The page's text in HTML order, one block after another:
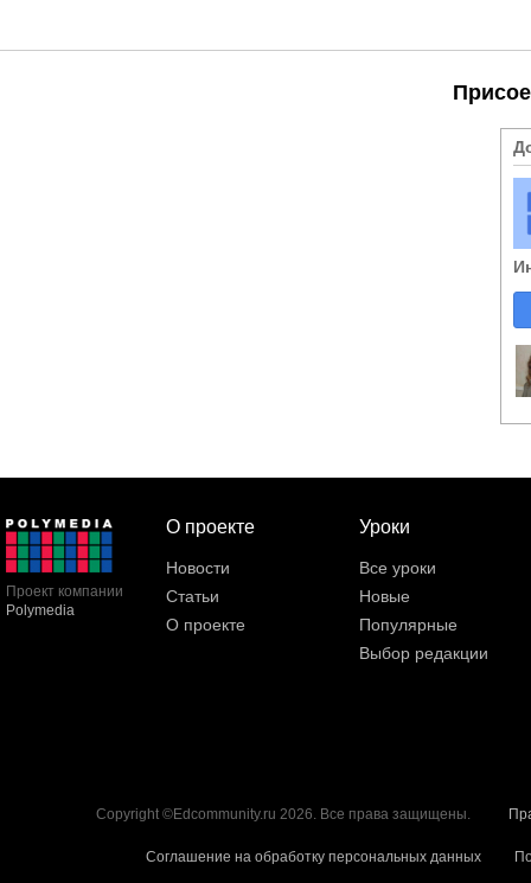
Проект компании
Polymedia
О проекте
Новости
Статьи
О проекте
Уроки
Все уроки
Новые
Популярные
Выбор редакции
Copyright ©Edcommunity.ru 2026. Все права защищены.
Соглашение на обработку персональных данных